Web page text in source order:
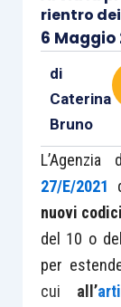
rientro
6 Maggio
di
Caterina
Bruno
27/E/2021
nuovi
del 10 o
per
cui all’